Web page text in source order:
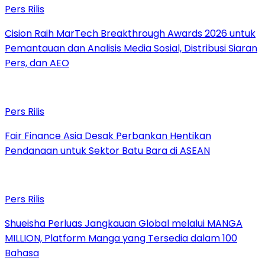
Pers Rilis
Cision Raih MarTech Breakthrough Awards 2026 untuk
Pemantauan dan Analisis Media Sosial, Distribusi Siaran
Pers, dan AEO
Pers Rilis
Fair Finance Asia Desak Perbankan Hentikan
Pendanaan untuk Sektor Batu Bara di ASEAN
Pers Rilis
Shueisha Perluas Jangkauan Global melalui MANGA
MILLION, Platform Manga yang Tersedia dalam 100
Bahasa